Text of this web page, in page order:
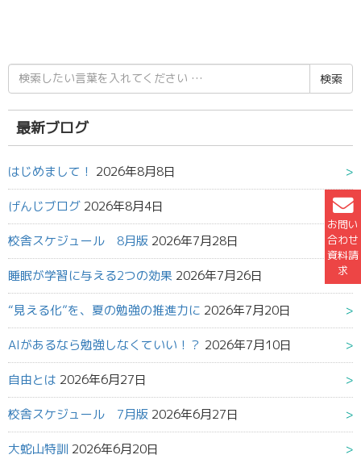
お問い
合わせ
資料請
求
検
索
結
果:
最新ブログ
はじめまして！ 2026年8月8日
げんじブログ 2026年8月4日
校舎スケジュール 8月版 2026年7月28日
睡眠が学習に与える2つの効果 2026年7月26日
“見える化”を、夏の勉強の推進力に 2026年7月20日
AIがあるなら勉強しなくていい！？ 2026年7月10日
自由とは 2026年6月27日
校舎スケジュール 7月版 2026年6月27日
大蛇山特訓 2026年6月20日